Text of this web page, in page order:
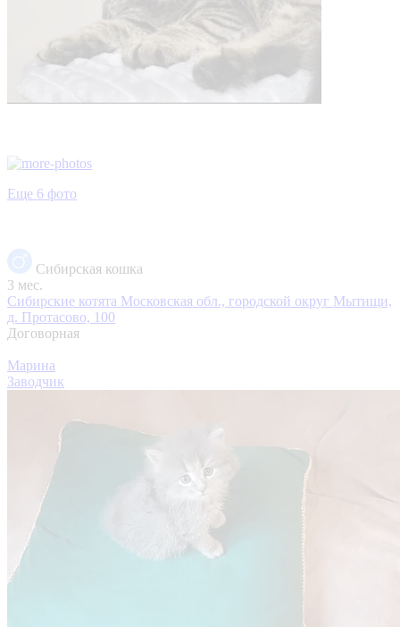
Еще 6 фото
Сибирская кошка
3 мес.
Сибирские котята Московская обл., городской округ Мытищи,
д. Протасово, 100
Договорная
Марина
Заводчик